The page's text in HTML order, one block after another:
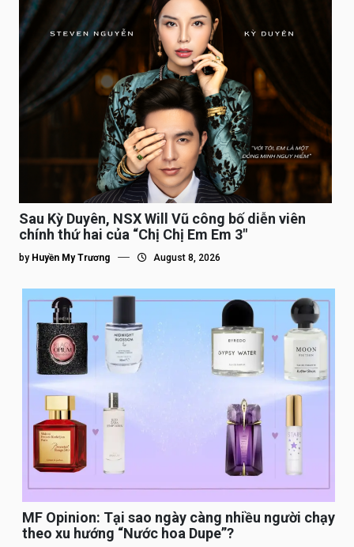
Sau Kỳ Duyên, NSX Will Vũ công bố diễn viên
chính thứ hai của “Chị Chị Em Em 3″
by Huyền My Trương August 8, 2026
MF Opinion: Tại sao ngày càng nhiều người chạy
theo xu hướng “Nước hoa Dupe”?